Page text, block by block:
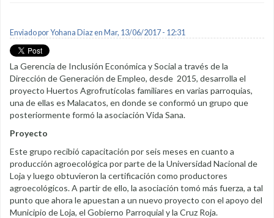
Enviado porYohana Diazen Mar, 13/06/2017 - 12:31
La Gerencia de Inclusión Económica y Social a través de la
Dirección de Generación de Empleo, desde 2015, desarrolla el
proyecto Huertos Agrofrutícolas familiares en varias parroquias,
una de ellas es Malacatos, en donde se conformó un grupo que
posteriormente formó la asociación Vida Sana.
Proyecto
Este grupo recibió capacitación por seis meses en cuanto a
producción agroecológica por parte de la Universidad Nacional de
Loja y luego obtuvieron la certificación como productores
agroecológicos. A partir de ello, la asociación tomó más fuerza, a tal
punto que ahora le apuestan a un nuevo proyecto con el apoyo del
Municipio de Loja, el Gobierno Parroquial y la Cruz Roja.